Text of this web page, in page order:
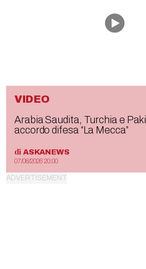
VIDEO
Arabia Saudita, Turchia e
accordo difesa “La Mecca”
di ASKANEWS
07/08/2026 20:00